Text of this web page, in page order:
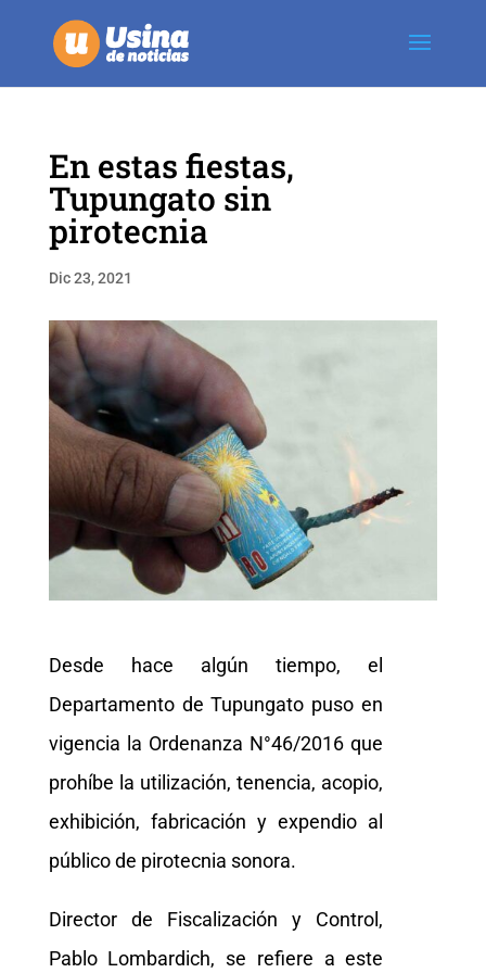
En estas fiestas,
Tupungato sin
pirotecnia
Dic 23, 2021
Desde hace algún tiempo, el
Departamento de Tupungato puso en
vigencia la Ordenanza N°46/2016 que
prohíbe la utilización, tenencia, acopio,
exhibición, fabricación y expendio al
público de pirotecnia sonora.
Director de Fiscalización y Control,
Pablo Lombardich, se refiere a este